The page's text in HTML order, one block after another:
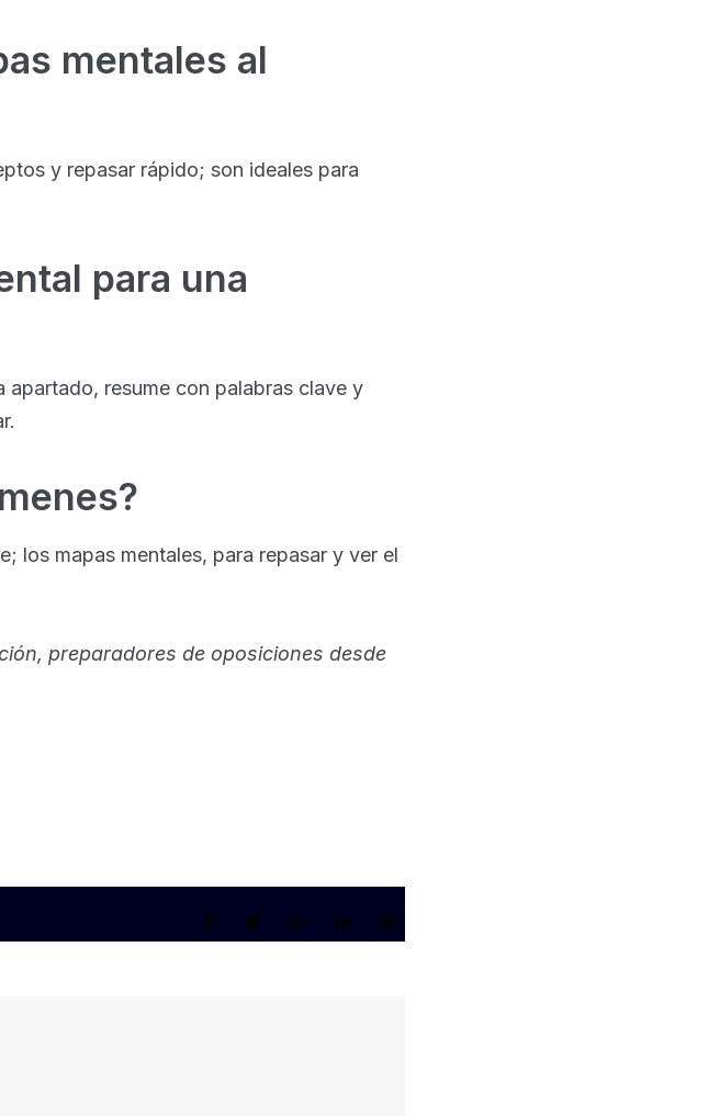
mentales al
y repasar rápido; son ideales para
para una
apartado, resume con palabras clave y
los mapas mentales, para repasar y ver el
preparadores de oposiciones desde